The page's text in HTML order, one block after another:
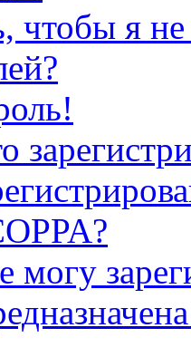
чтобы я